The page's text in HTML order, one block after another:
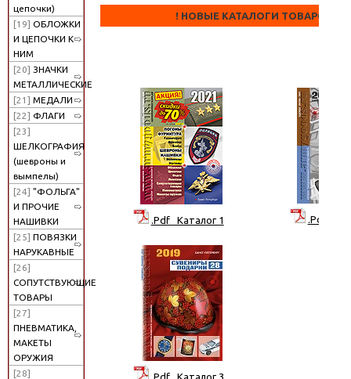
цепочки)
[19] ОБЛОЖКИ
И ЦЕПОЧКИ К
НИМ
[20] ЗНАЧКИ
МЕТАЛЛИЧЕСКИЕ
[21] МЕДАЛИ
[22] ФЛАГИ
[23]
ШЕЛКОГРАФИЯ
(шевроны и
вымпелы)
[24] "ФОЛЬГА"
И ПРОЧИЕ
НАШИВКИ
[25] ПОВЯЗКИ
НАРУКАВНЫЕ
[26]
СОПУТСТВУЮЩИЕ
ТОВАРЫ
[27]
ПНЕВМАТИКА,
МАКЕТЫ
ОРУЖИЯ
[28]
! НОВЫЕ КАТАЛОГИ ТОВАРОВ !
.Pdf Каталог 1 .Pdf
.Pdf Каталог 3